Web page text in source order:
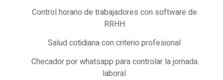
Control horario de trabajadores con software de
RRHH
Salud cotidiana con criterio profesional
Checador por whatsapp para controlar la jornada
laboral